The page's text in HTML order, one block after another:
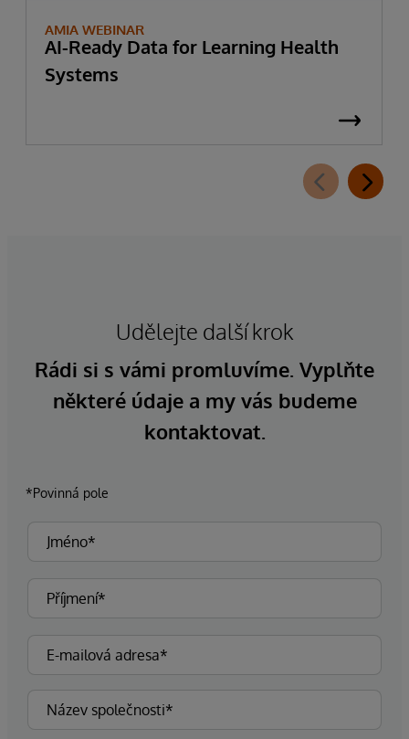
AMIA WEBINAR
AI-Ready Data for Learning Health
Systems
Udělejte další krok
Rádi si s vámi promluvíme. Vyplňte
některé údaje a my vás budeme
kontaktovat.
*Povinná pole